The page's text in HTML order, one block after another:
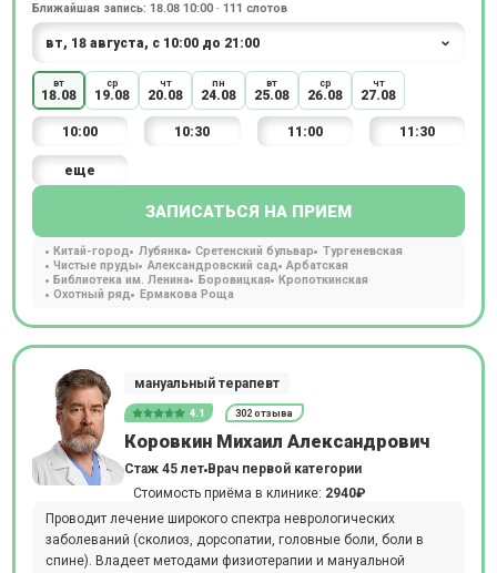
Ближайшая запись: 18.08 10:00 · 111 слотов
вт
18.08
ср
19.08
чт
20.08
пн
24.08
вт
25.08
ср
26.08
чт
27.08
10:00 10:30 11:00 11:30
еще
ЗАПИСАТЬСЯ НА ПРИЕМ
Китай-город Лубянка Сретенский бульвар
Тургеневская
Чистые пруды
Александровский сад
Арбатская
Библиотека им. Ленина
Боровицкая
Кропоткинская
Охотный ряд
Ермакова Роща
мануальный терапевт
4.1 302 отзыва
Коровкин Михаил Александрович
Стаж 45 лет Врач первой категории
Стоимость приёма в клинике: 2940₽
Проводит лечение широкого спектра неврологических
заболеваний (сколиоз, дорсопатии, головные боли, боли в
спине). Владеет методами физиотерапии и мануальной